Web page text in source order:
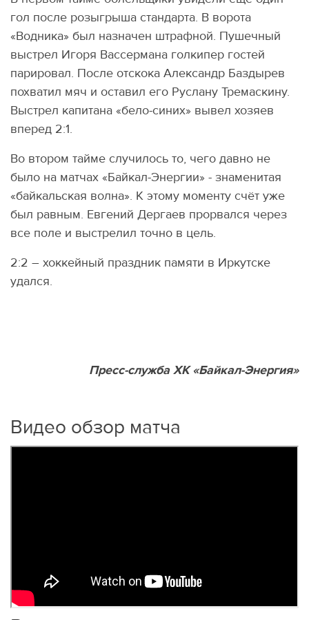
гол после розыгрыша стандарта. В ворота
«Водника» был назначен штрафной. Пушечный
выстрел Игоря Вассермана голкипер гостей
парировал. После отскока Александр Баздырев
похватил мяч и оставил его Руслану Тремаскину.
Выстрел капитана «бело-синих» вывел хозяев
вперед 2:1.
Во втором тайме случилось то, чего давно не
было на матчах «Байкал-Энергии» - знаменитая
«байкальская волна». К этому моменту счёт уже
был равным. Евгений Дергаев прорвался через
все поле и выстрелил точно в цель.
2:2 – хоккейный праздник памяти в Иркутске
удался.
Пресс-служба ХК «Байкал-Энергия»
Видео обзор матча